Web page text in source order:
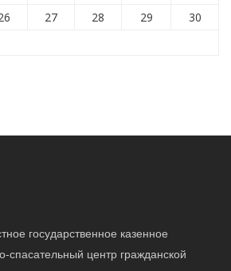
27 28 29
30
государственное казенное
центр гражданской